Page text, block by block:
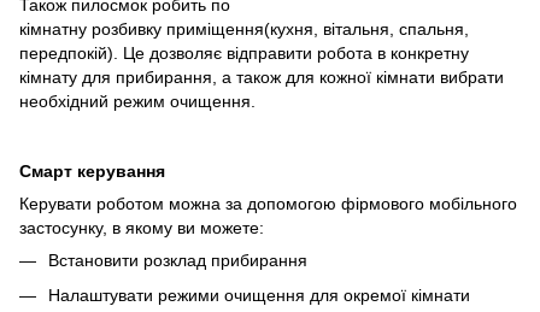
Також пилосмок робить по
кімнатну розбивку приміщення(кухня, вітальня, спальня,
передпокій). Це дозволяє відправити робота в конкретну
кімнату для прибирання, а також для кожної кімнати вибрати
необхідний режим очищення.
Смарт керування
Керувати роботом можна за допомогою фірмового мобільного
застосунку, в якому ви можете:
Встановити розклад прибирання
Налаштувати режими очищення для окремої кімнати